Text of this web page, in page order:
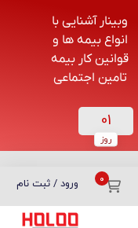
وبینار آشنایی با
انواع بیمه ها و
قوانین کار بیمه
تامین اجتماعی
01
روز
ورود / ثبت نام